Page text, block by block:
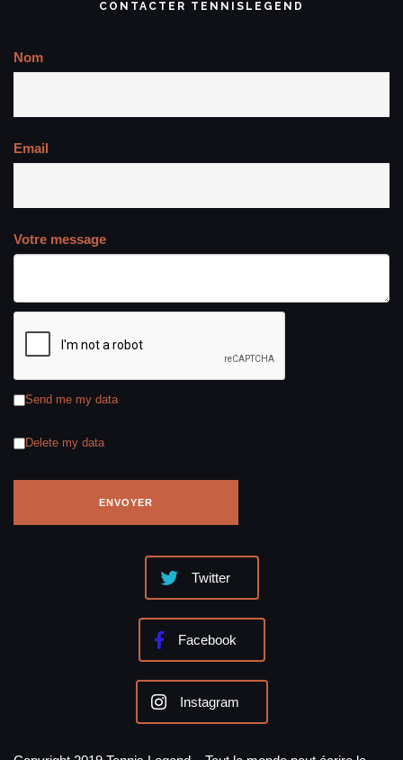
CONTACTER TENNISLEGEND
Nom
Email
Votre message
Send me my data
Delete my data
Twitter
Facebook
Instagram